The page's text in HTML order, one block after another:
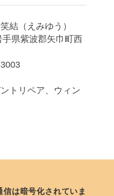
結（えみゆう）
県紫波郡矢巾町西
トリペア、ウィン
は暗号化されていま